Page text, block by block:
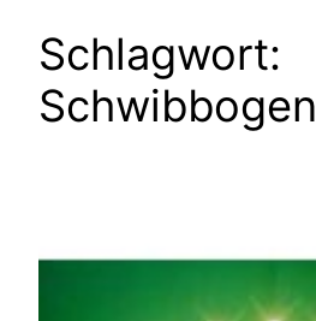
Schlagwort:
Schwibbogen